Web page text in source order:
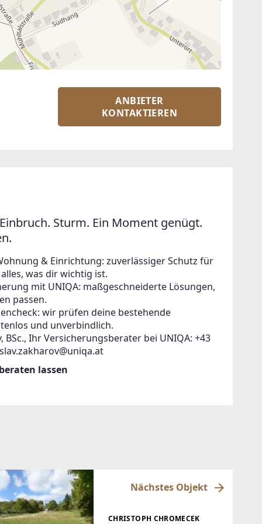
ANBIETER
KONTAKTIEREN
Sturm. Ein Moment genügt.
& Einrichtung: zuverlässiger Schutz für
was dir wichtig ist.
mit UNIQA: maßgeschneiderte Lösungen,
passen.
wir prüfen deine bestehende
und unverbindlich.
BSc., Ihr Versicherungsberater bei UNIQA: +43
lassen
Nächstes Objekt
CHRISTOPH CHROMECEK